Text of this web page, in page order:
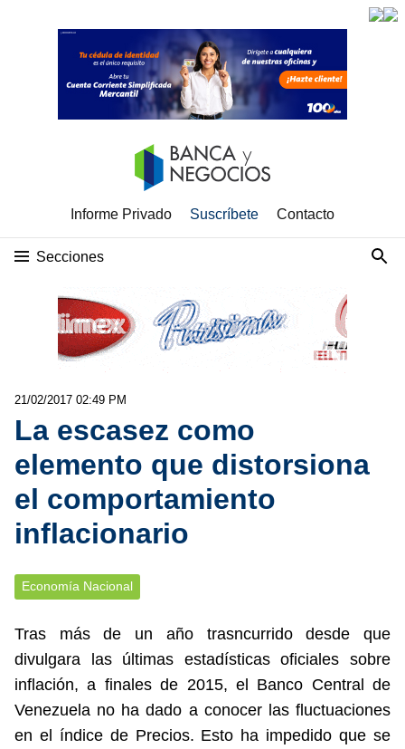
Informe Privado Suscríbete Contacto
Secciones
21/02/2017 02:49 PM
La escasez como
elemento que distorsiona
el comportamiento
inflacionario
Economía Nacional
Tras más de un año trasncurrido desde que
divulgara las últimas estadísticas oficiales sobre
inflación, a finales de 2015, el Banco Central de
Venezuela no ha dado a conocer las fluctuaciones
en el índice de Precios. Esto ha impedido que se